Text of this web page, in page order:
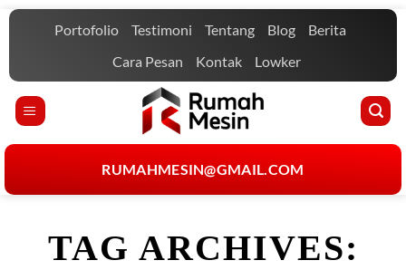
Skip
Portofolio Testimoni Tentang Blog
Berita
Cara Pesan
Kontak Lowker
RUMAHMESIN@GMAIL.COM
TAG ARCHIVES: